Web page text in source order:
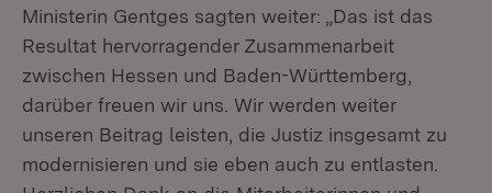
Ministerin Gentges sagten weiter: „Das ist das
Resultat hervorragender Zusammenarbeit
zwischen Hessen und Baden-Württemberg,
darüber freuen wir uns. Wir werden weiter
unseren Beitrag leisten, die Justiz insgesamt zu
modernisieren und sie eben auch zu entlasten.